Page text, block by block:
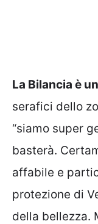
La Bilancia è
serafici dello
“siamo super
basterà.
affabile e
protezione di
della bellezza.